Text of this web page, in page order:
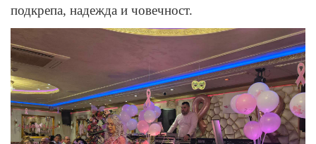
подкрепа, надежда и човечност.